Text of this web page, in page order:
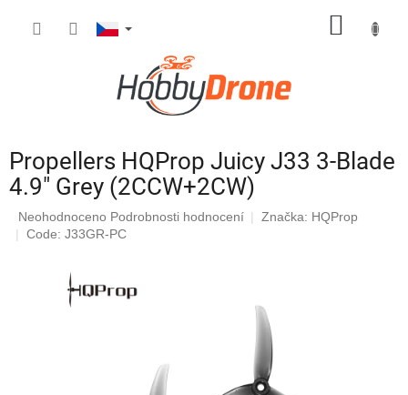
Propellers HQProp Juicy J33 3-Blade
4.9" Grey (2CCW+2CW)
Průměrné
hodnocení
Neohodnoceno Podrobnosti hodnocení Značka: HQProp
Code: J33GR-PC